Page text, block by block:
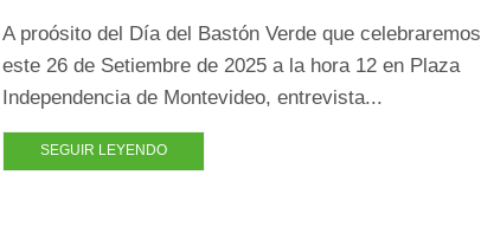
A proósito del Día del Bastón Verde que celebraremos
este 26 de Setiembre de 2025 a la hora 12 en Plaza
Independencia de Montevideo, entrevista...
SEGUIR LEYENDO